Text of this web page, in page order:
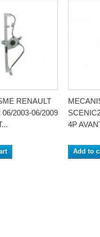
RENAULT
2003-06/2009
4P
Add to